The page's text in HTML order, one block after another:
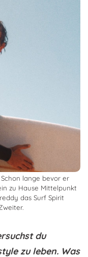
lange bevor er
zu Hause Mittelpunkt
das Surf Spirit
du
zu leben. Was